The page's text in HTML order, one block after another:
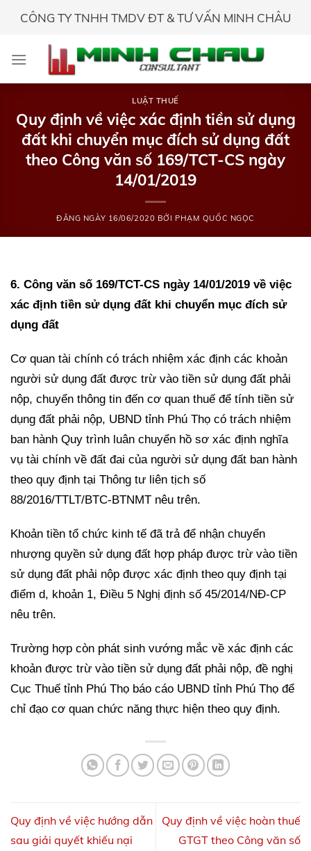
CÔNG TY TNHH TMDV ĐT & TƯ VẤN MINH CHÂU
LUẬT THUẾ
Quy định về việc xác định tiền sử dụng
đất khi chuyển mục đích sử dụng đất
theo Công văn số 169/TCT-CS ngày
14/01/2019
ĐĂNG NGÀY 16/06/2020 BỞI PHẠM QUỐC NGỌC
6. Công văn số 169/TCT-CS ngày 14/01/2019 về việc
xác định tiền sử dụng đất khi chuyển mục đích sử
dụng đất
Cơ quan tài chính có trách nhiệm xác định các khoản
người sử dụng đất được trừ vào tiền sử dụng đất phải
nộp, chuyển thông tin đến cơ quan thuế để tính tiền sử
dụng đất phải nộp, UBND tỉnh Phú Thọ có trách nhiệm
ban hành Quy trình luân chuyển hồ sơ xác định nghĩa
vụ tài chính về đất đai của người sử dụng đất ban hành
theo quy định tại Thông tư liên tịch số
88/2016/TTLT/BTC-BTNMT nêu trên.
Khoản tiền tổ chức kinh tế đã trả để nhận chuyển
nhượng quyền sử dụng đất hợp pháp được trừ vào tiền
sử dụng đất phải nộp được xác định theo quy định tại
điểm d, khoản 1, Điều 5 Nghị định số 45/2014/NĐ-CP
nêu trên.
Trường hợp còn phát sinh vướng mắc về xác định các
khoản được trừ vào tiền sử dụng đất phải nộp, đề nghị
Cục Thuế tỉnh Phú Thọ báo cáo UBND tỉnh Phú Thọ để
chỉ đạo cơ quan chức năng thực hiện theo quy định.
Quy định về việc hướng dẫn
sau giải quyết khiếu nại
Quy định về việc hoàn thuế
GTGT theo Công văn số